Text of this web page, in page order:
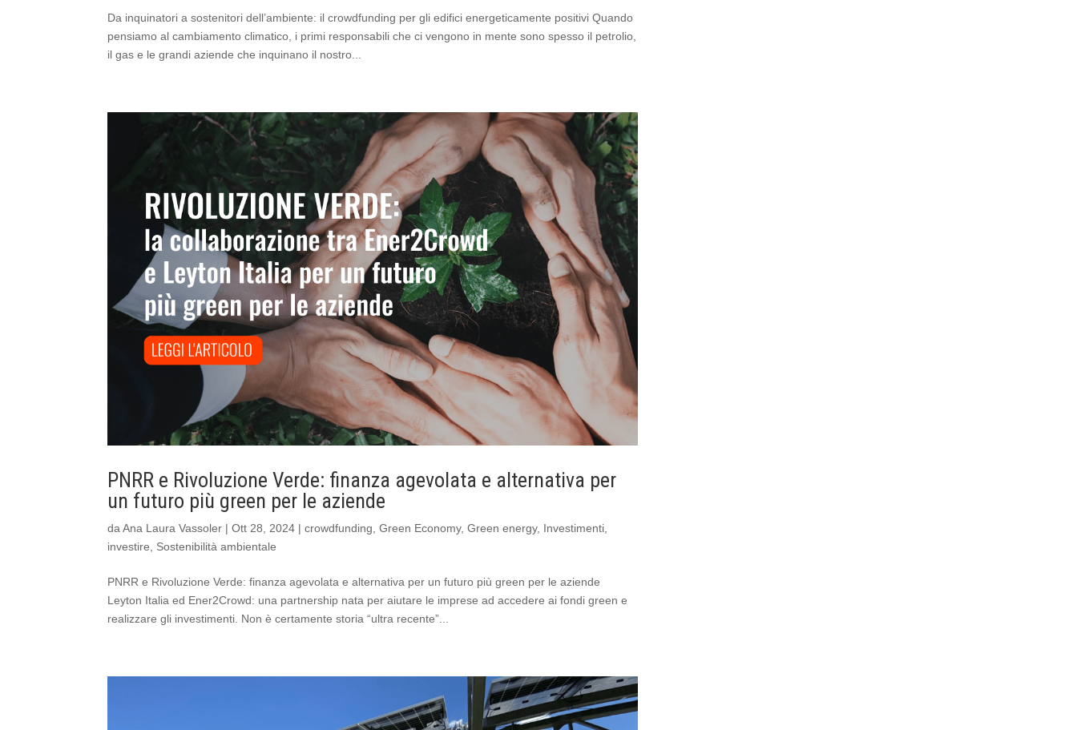
Da inquinatori a sostenitori dell’ambiente: il crowdfunding per gli edifici energeticamente positivi Quando
pensiamo al cambiamento climatico, i primi responsabili che ci vengono in mente sono spesso il petrolio,
il gas e le grandi aziende che inquinano il nostro...
PNRR e Rivoluzione Verde: finanza agevolata e alternativa per
un futuro più green per le aziende
daAna Laura Vassoler |Ott 28, 2024 |crowdfunding ,Green Economy,Green energy, Investimenti
investire
Sostenibilità ambientale
PNRR e Rivoluzione Verde: finanza agevolata e alternativa per un futuro più green per le aziende
Leyton Italia ed Ener2Crowd: una partnership nata per aiutare le imprese ad accedere ai fondi green e
realizzare gli investimenti. Non è certamente storia “ultra recente”...